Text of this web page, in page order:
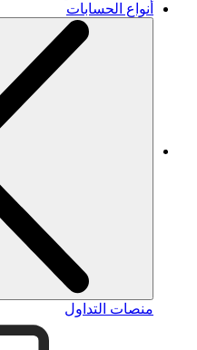
أنواع الحسابات
منصات التداول